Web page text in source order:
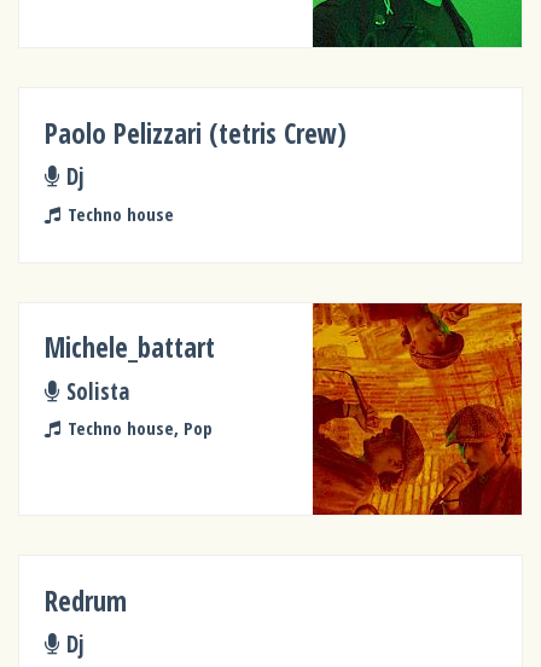
Paolo Pelizzari (tetris Crew)
Dj
Techno house
Michele_battart
Solista
Techno house, Pop
Redrum
Dj